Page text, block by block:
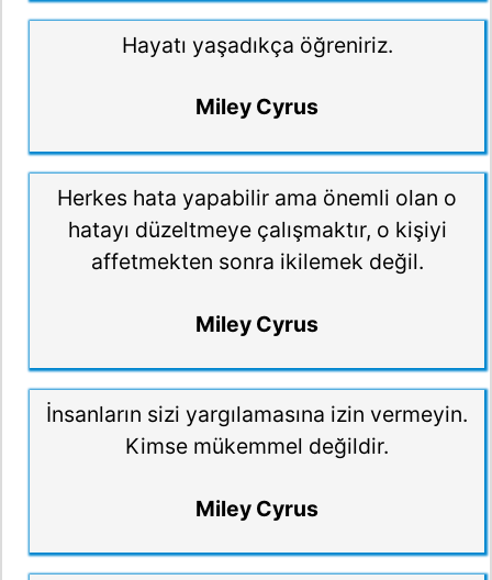
Hayatı yaşadıkça öğreniriz.
Miley Cyrus
Herkes hata yapabilir ama önemli olan o
hatayı düzeltmeye çalışmaktır, o kişiyi
affetmekten sonra ikilemek değil.
Miley Cyrus
İnsanların sizi yargılamasına izin vermeyin.
Kimse mükemmel değildir.
Miley Cyrus